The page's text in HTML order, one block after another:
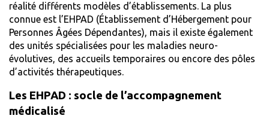
réalité différents modèles d’établissements. La plus
connue est l’EHPAD (Établissement d’Hébergement pour
Personnes Âgées Dépendantes), mais il existe également
des unités spécialisées pour les maladies neuro-
évolutives, des accueils temporaires ou encore des pôles
d’activités thérapeutiques.
Les EHPAD : socle de l’accompagnement
médicalisé